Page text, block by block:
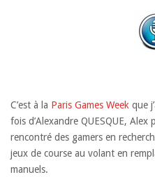
C’est à la Paris Games Week que
fois d’Alexandre QUESQUE,
rencontré des gamers en
jeux de course au volant en
manuels.